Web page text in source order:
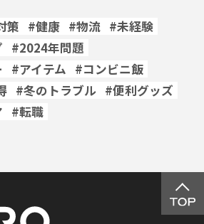
策 #健康 #物流 #未経験
#2024年問題
#アイテム #コンビニ飯
#冬のトラブル #便利グッズ
#転職